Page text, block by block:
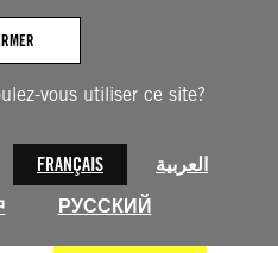
vous utiliser ce site?
FRANÇAIS
العربية
РУССКИЙ